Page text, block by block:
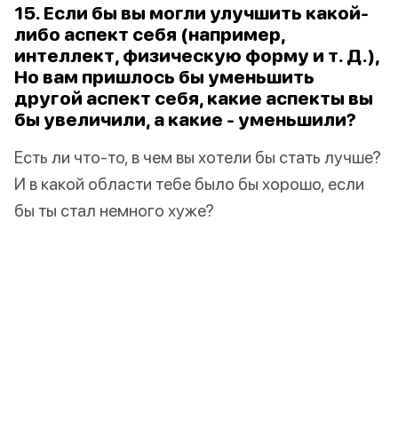
15. Если бы вы могли улучшить какой-
либо аспект себя (например,
интеллект, физическую форму и т. Д.),
Но вам пришлось бы уменьшить
другой аспект себя, какие аспекты вы
бы увеличили, а какие - уменьшили?
Есть ли что-то, в чем вы хотели бы стать лучше?
И в какой области тебе было бы хорошо, если
бы ты стал немного хуже?